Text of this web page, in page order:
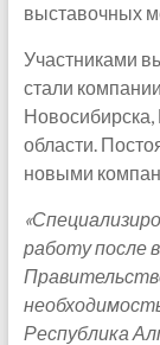
выставочных
Участниками
стали
Новосибирска,
области.
новыми
работу после
Республика